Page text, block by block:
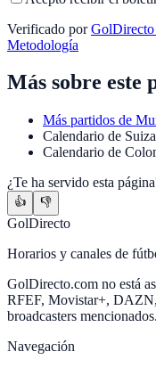
Verificado por
Metodología
Más sobre este
Más partidos de
Calendario de Suiza
Calendario de
¿Te ha servido esta
👍 👎
GolDirecto
Horarios y canales de
GolDirecto.com no está
RFEF, Movistar+,
broadcasters mencionados.
Navegación